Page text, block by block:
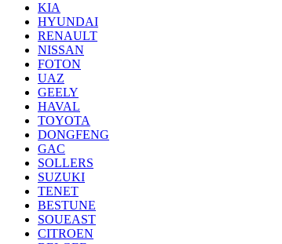
KIA
HYUNDAI
RENAULT
NISSAN
FOTON
UAZ
GEELY
HAVAL
TOYOTA
DONGFENG
GAC
SOLLERS
SUZUKI
TENET
BESTUNE
SOUEAST
CITROEN